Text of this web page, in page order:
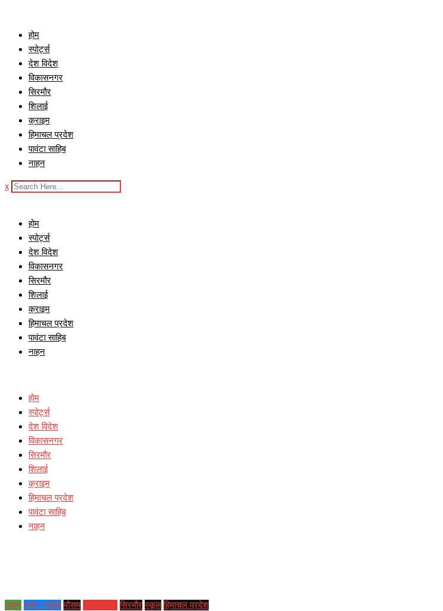
contentहोम
स्पोर्ट्स
देश विदेश
विकासनगर
सिरमौर
शिलाई
क्राइम
हिमाचल प्रदेश
पावंटा साहिब
नाहन
x
होम
स्पोर्ट्स
देश विदेश
विकासनगर
सिरमौर
शिलाई
क्राइम
हिमाचल प्रदेश
पावंटा साहिब
नाहन
होम
स्पोर्ट्स
देश विदेश
विकासनगर
सिरमौर
शिलाई
क्राइम
हिमाचल प्रदेश
पावंटा साहिब
नाहन
नाहन पावंटा साहिब मौसम सिरमौर स्कूल हिमाचल प्रदेश